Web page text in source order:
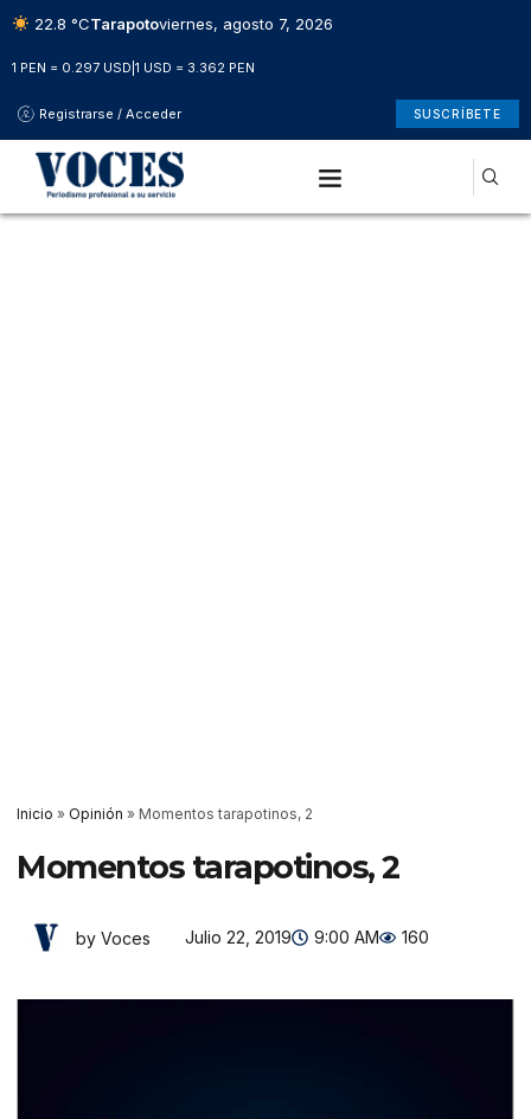
22.8 °CTarapotoviernes, agosto 7, 2026
1 PEN = 0.297 USD 1 USD = 3.362 PEN
Registrarse / Acceder SUSCRÍBETE
Inicio » Opinión » Momentos tarapotinos, 2
Momentos tarapotinos, 2
by Voces Julio 22, 2019 9:00 AM 160